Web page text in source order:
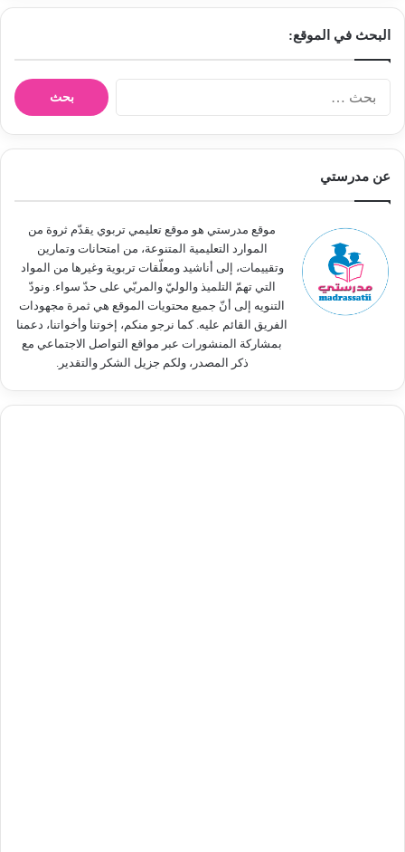
البحث في الموقع:
ن
عن مدرستي
موقع مدرستي هو موقع تعليمي تربوي يقدّم ثروة من
الموارد التعليمية المتنوعة، من امتحانات وتمارين
وتقييمات، إلى أناشيد ومعلّقات تربوية وغيرها من المواد
التي تهمّ التلميذ والوليّ والمربّي على حدّ سواء. ونودّ
التنويه إلى أنّ جميع محتويات الموقع هي ثمرة مجهودات
الفريق القائم عليه. كما نرجو منكم، إخوتنا وأخواتنا، دعمنا
بمشاركة المنشورات عبر مواقع التواصل الاجتماعي مع
ذكر المصدر، ولكم جزيل الشكر والتقدير.